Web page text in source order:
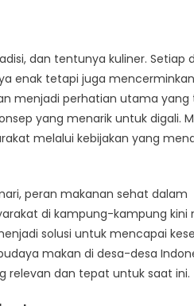
dan tentunya kuliner. Setiap
enak tetapi juga
menjadi perhatian utama yang
yang menarik untuk digali.
melalui kebijakan yang
peran makanan sehat dalam
di kampung-kampung kini
solusi untuk mencapai
makan di desa-desa
relevan dan tepat untuk saat ini.